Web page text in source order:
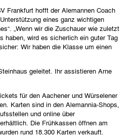
Frankfurt hofft der Alemannen Coach
eines ganz wichtigen
„Wenn wir die Zuschauer wie zuletzt
haben, wird es sicherlich ein guter Tag
Wir haben die Klasse um einen
geleitet. Ihr assistieren Arne
für den Aachener und Würselener
Karten sind in den Alemannia-Shops,
und online über
erhältlich. Die Frühkassen öffnen am
rund 18.300 Karten verkauft.